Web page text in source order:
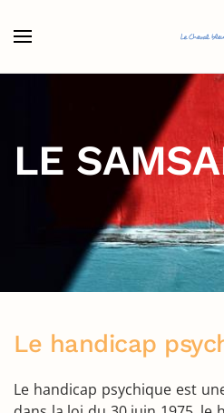
LE
Le handicap
Le handicap psychique est